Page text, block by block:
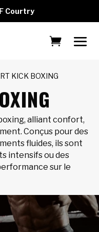
Courtry
KICK BOXING
alliant confort,
Conçus pour des
fluides, ils sont
intensifs ou des
sur le